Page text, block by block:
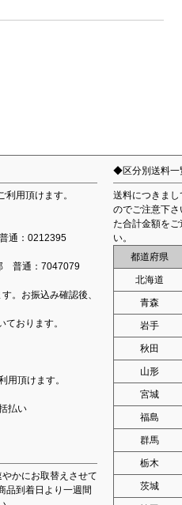
用頂けます。
通：0212395
普通：7047079
。お振込み確認後、
おります。
用頂けます。
払い
かにお取替えさせて
品到着日より一週間
◆区分別送料一
送料につきま
のでご注意下
た合計金額を
い。
都道府県
北海道
青森
岩手
秋田
山形
宮城
福島
群馬
栃木
茨城